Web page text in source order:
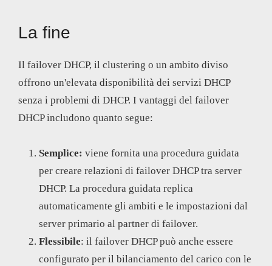
La fine
Il failover DHCP, il clustering o un ambito diviso
offrono un'elevata disponibilità dei servizi DHCP
senza i problemi di DHCP. I vantaggi del failover
DHCP includono quanto segue:
Semplice: viene fornita una procedura guidata
per creare relazioni di failover DHCP tra server
DHCP. La procedura guidata replica
automaticamente gli ambiti e le impostazioni dal
server primario al partner di failover.
Flessibile: il failover DHCP può anche essere
configurato per il bilanciamento del carico con le